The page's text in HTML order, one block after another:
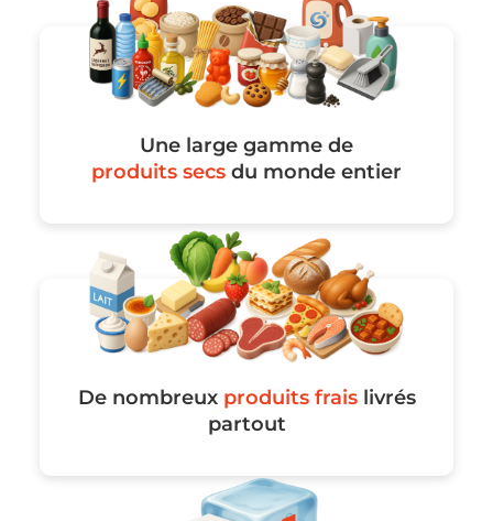
Une large gamme de
produits secs du monde entier
De nombreux produits fraislivrés
partout